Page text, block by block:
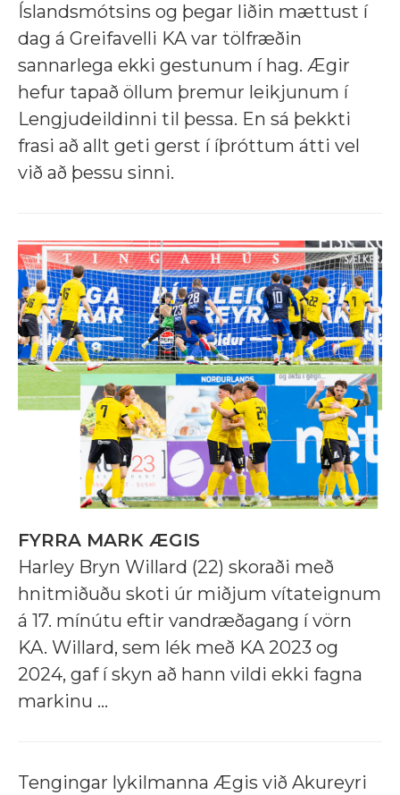
Íslandsmótsins og þegar liðin mættust í
dag á Greifavelli KA var tölfræðin
sannarlega ekki gestunum í hag. Ægir
hefur tapað öllum þremur leikjunum í
Lengjudeildinni til þessa. En sá þekkti
frasi að allt geti gerst í íþróttum átti vel
við að þessu sinni.
FYRRA MARK ÆGIS
Harley Bryn Willard (22) skoraði með
hnitmiðuðu skoti úr miðjum vítateignum
á 17. mínútu eftir vandræðagang í vörn
KA. Willard, sem lék með KA 2023 og
2024, gaf í skyn að hann vildi ekki fagna
markinu ...
Tengingar lykilmanna Ægis við Akureyri